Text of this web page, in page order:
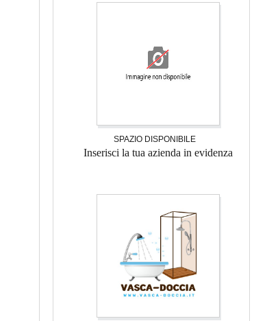
SPAZIO DISPONIBILE
Inserisci la tua azienda in evidenza